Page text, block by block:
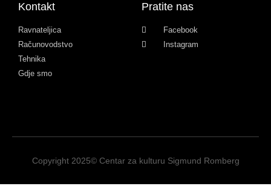
Kontakt
Ravnateljica
Računovodstvo
Tehnika
Gdje smo
Pratite nas
Facebook
Instagram
Copyright 2025© Centar za kulturu Sigmund Romberg